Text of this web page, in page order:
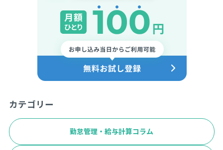
カテゴリー
勤怠管理・給与計算コラム